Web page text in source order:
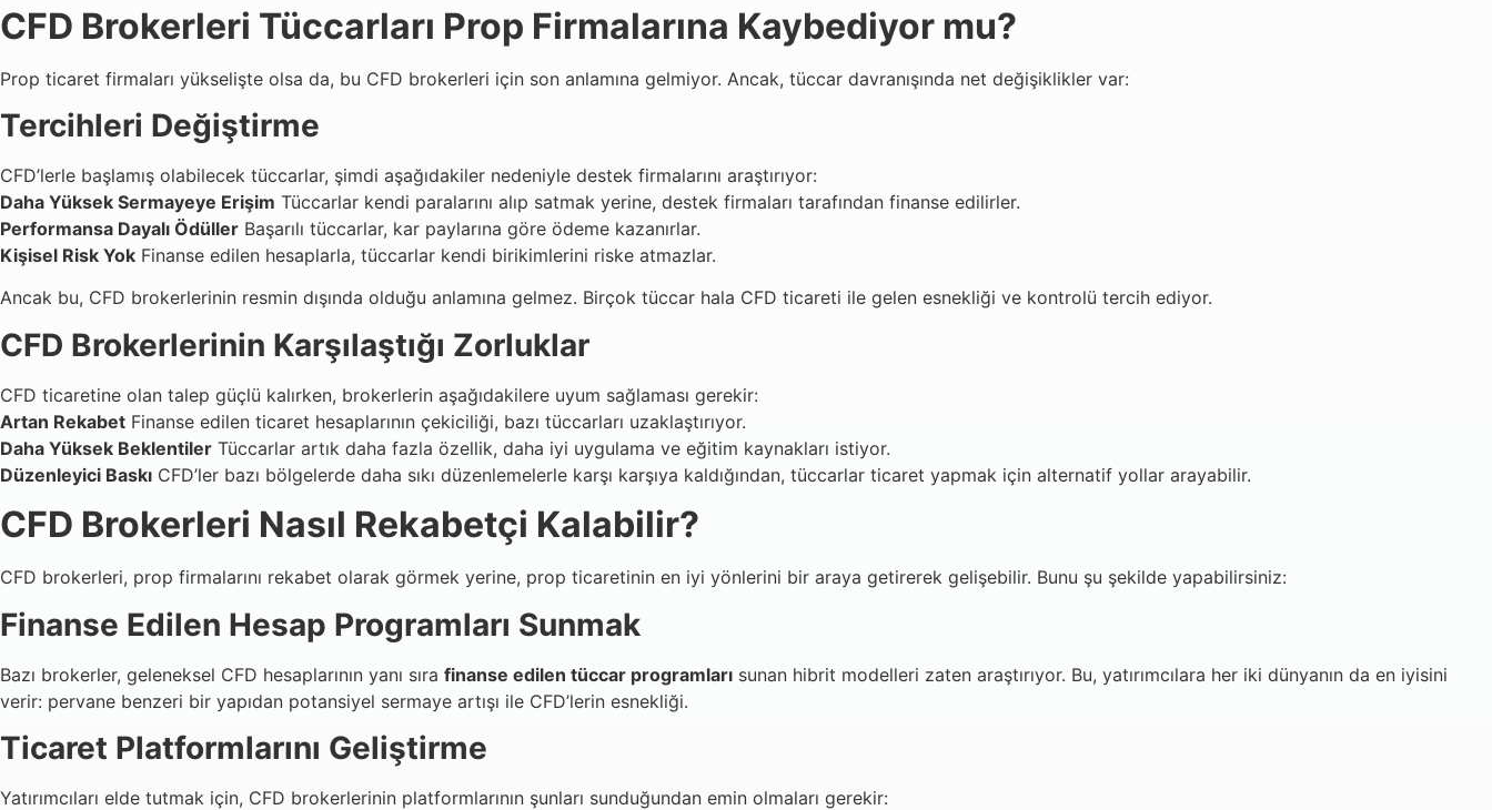
CFD Brokerleri Tüccarları Prop Firmalarına Kaybediyor mu?
Prop ticaret firmaları yükselişte olsa da, bu CFD brokerleri için son anlamına gelmiyor. Ancak, tüccar davranışında net değişiklikler var:
Tercihleri Değiştirme
CFD’lerle başlamış olabilecek tüccarlar, şimdi aşağıdakiler nedeniyle destek firmalarını araştırıyor:
Daha Yüksek Sermayeye Erişim Tüccarlar kendi paralarını alıp satmak yerine, destek firmaları tarafından finanse edilirler.
Performansa Dayalı Ödüller Başarılı tüccarlar, kar paylarına göre ödeme kazanırlar.
Kişisel Risk Yok Finanse edilen hesaplarla, tüccarlar kendi birikimlerini riske atmazlar.
Ancak bu, CFD brokerlerinin resmin dışında olduğu anlamına gelmez. Birçok tüccar hala CFD ticareti ile gelen esnekliği ve kontrolü tercih ediyor.
CFD Brokerlerinin Karşılaştığı Zorluklar
CFD ticaretine olan talep güçlü kalırken, brokerlerin aşağıdakilere uyum sağlaması gerekir:
Artan Rekabet Finanse edilen ticaret hesaplarının çekiciliği, bazı tüccarları uzaklaştırıyor.
Daha Yüksek Beklentiler Tüccarlar artık daha fazla özellik, daha iyi uygulama ve eğitim kaynakları istiyor.
Düzenleyici Baskı CFD’ler bazı bölgelerde daha sıkı düzenlemelerle karşı karşıya kaldığından, tüccarlar ticaret yapmak için alternatif yollar arayabilir.
CFD Brokerleri Nasıl Rekabetçi Kalabilir?
CFD brokerleri, prop firmalarını rekabet olarak görmek yerine, prop ticaretinin en iyi yönlerini bir araya getirerek gelişebilir. Bunu şu şekilde yapabilirsiniz:
Finanse Edilen Hesap Programları Sunmak
Bazı brokerler, geleneksel CFD hesaplarının yanı sıra finanse edilen tüccar programları sunan hibrit modelleri zaten araştırıyor. Bu, yatırımcılara her iki dünyanın da en iyisini
verir: pervane benzeri bir yapıdan potansiyel sermaye artışı ile CFD’lerin esnekliği.
Ticaret Platformlarını Geliştirme
Yatırımcıları elde tutmak için, CFD brokerlerinin platformlarının şunları sunduğundan emin olmaları gerekir: